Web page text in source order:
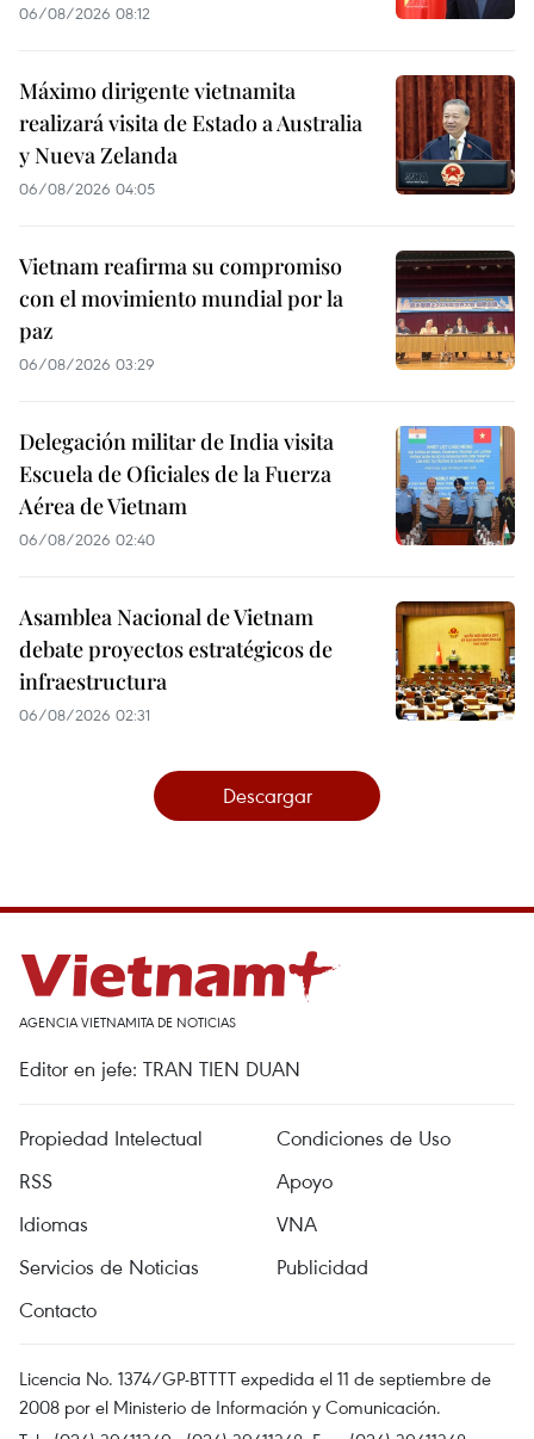
06/08/2026 08:12
Máximo dirigente vietnamita
realizará visita de Estado a Australia
y Nueva Zelanda
06/08/2026 04:05
Vietnam reafirma su compromiso
con el movimiento mundial por la
paz
06/08/2026 03:29
Delegación militar de India visita
Escuela de Oficiales de la Fuerza
Aérea de Vietnam
06/08/2026 02:40
Asamblea Nacional de Vietnam
debate proyectos estratégicos de
infraestructura
06/08/2026 02:31
Descargar
AGENCIA VIETNAMITA DE NOTICIAS
Editor en jefe: TRAN TIEN DUAN
Propiedad Intelectual
Condiciones de Uso
RSS
Apoyo
Idiomas
VNA
Servicios de Noticias
Publicidad
Contacto
Licencia No. 1374/GP-BTTTT expedida el 11 de septiembre de
2008 por el Ministerio de Información y Comunicación.